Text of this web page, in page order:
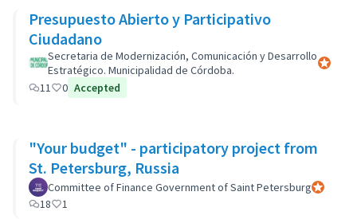
Presupuesto Abierto y Participativo
Ciudadano
Secretaria de Modernización, Comunicación y Desarrollo
Estratégico. Municipalidad de Córdoba.
Official
11
0 Accepted
"Your budget" - participatory project from
St. Petersburg, Russia
Committee of Finance Government of Saint PetersburgOfficial
18
1